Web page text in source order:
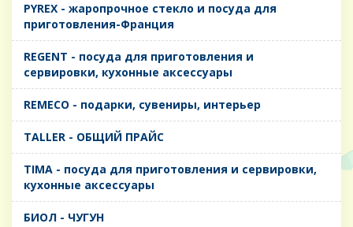
PYREX - жаропрочное стекло и посуда для
приготовления-Франция
REGENT - посуда для приготовления и
сервировки, кухонные аксессуары
REMECO - подарки, сувениры, интерьер
TALLER - ОБЩИЙ ПРАЙС
TIMA - посуда для приготовления и сервировки,
кухонные аксессуары
БИОЛ - ЧУГУН